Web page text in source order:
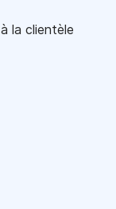
la clientèle